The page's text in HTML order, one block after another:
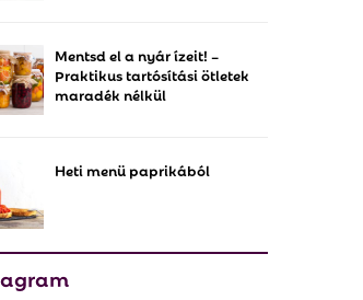
H
Mentsd el a nyár ízeit! –
Praktikus tartósítási ötletek
maradék nélkül
Heti menü paprikából